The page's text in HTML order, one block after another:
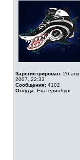
Зарегистрирован: 26 апр
2007, 22:33
Сообщения: 4102
Откуда: Екатеринбург